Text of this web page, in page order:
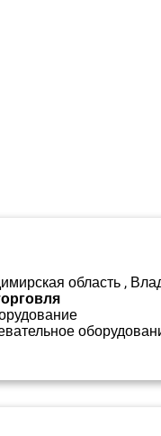
область ,